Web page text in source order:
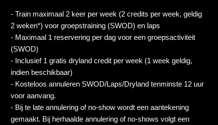
* (Jaar membership - unlimited)
Punchcard 10 credits - 3 maanden geldig
Punchcard 30 credits - 9 maanden geldig
Try-Out één sessie - 6 weken geldig
- Train maximaal 2 keer per week (2 credits per week, geldig
2 weken*) voor groepstraining (SWOD) en laps
- Maximaal 1 reservering per dag voor een groepsactiviteit
(SWOD)
- Inclusief 1 gratis dryland credit per week (1 week geldig,
indien beschikbaar)
- Kosteloos annuleren SWOD/Laps/Dryland tenminste 12 uur
voor aanvang.
- Bij te late annulering of no-show wordt een aantekening
gemaakt. Bij herhaalde annulering of no-shows volgt een